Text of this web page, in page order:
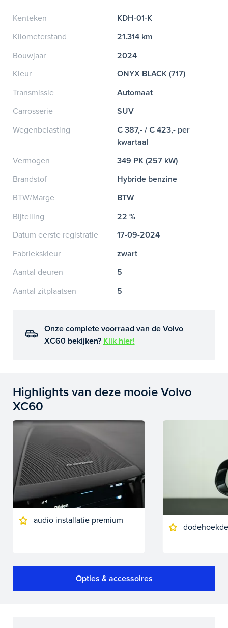
Kenteken
KDH-01-K
Kilometerstand
21.314 km
Bouwjaar
2024
Kleur
ONYX BLACK (717)
Transmissie
Automaat
Carrosserie
SUV
Wegenbelasting
€ 387,- / € 423,- per
kwartaal
Vermogen
349 PK (257 kW)
Brandstof
Hybride benzine
BTW/Marge
BTW
Bijtelling
22 %
Datum eerste registratie
17-09-2024
Fabriekskleur
zwart
Aantal deuren
5
Aantal zitplaatsen
5
Onze complete voorraad van de Volvo
XC60 bekijken? Klik hier!
Highlights van deze mooie Volvo
XC60
audio installatie premium
Opties & accessoires